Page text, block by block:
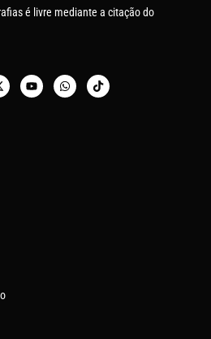
é livre mediante a citação do